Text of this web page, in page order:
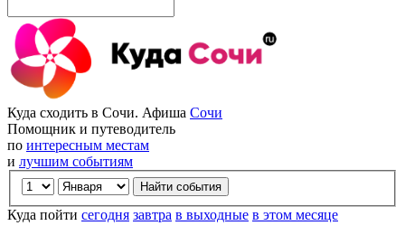
Куда сходить в Сочи. Афиша Сочи
Помощник и путеводитель
по интересным местам
и лучшим событиям
Куда пойти сегодня завтра в выходные в этом месяце